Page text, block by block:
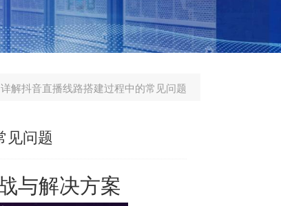
详解抖音直播线路搭建过程中的常见问题
见问题
与解决方案